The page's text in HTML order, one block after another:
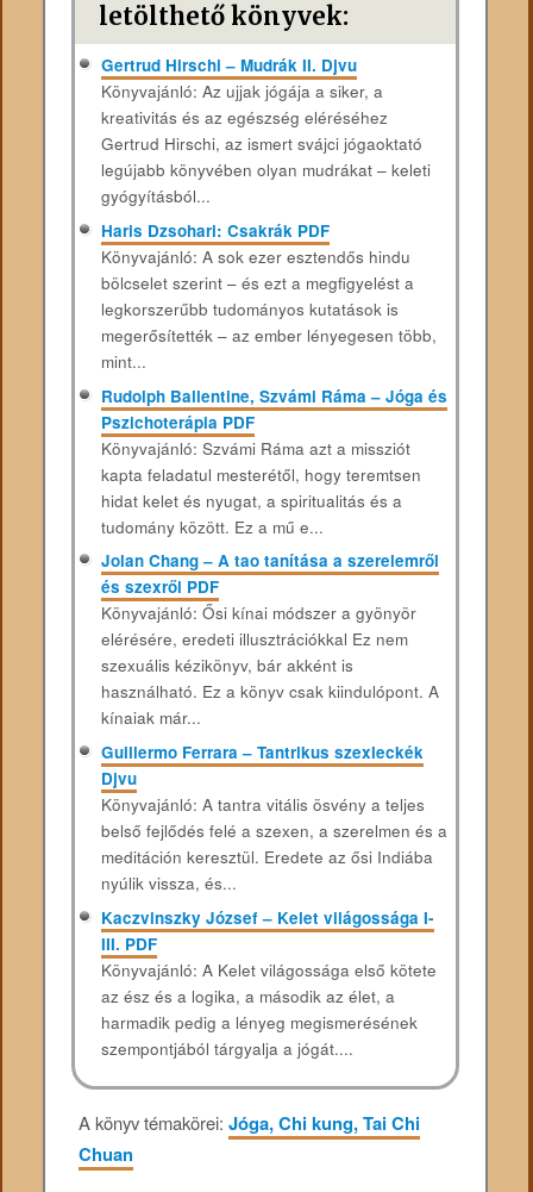
letölthető könyvek:
Gertrud Hirschi – Mudrák II. Djvu
Könyvajánló: Az ujjak jógája a siker, a
kreativitás és az egészség eléréséhez
Gertrud Hirschi, az ismert svájci jógaoktató
legújabb könyvében olyan mudrákat – keleti
gyógyításból...
Haris Dzsohari: Csakrák PDF
Könyvajánló: A sok ezer esztendős hindu
bölcselet szerint – és ezt a megfigyelést a
legkorszerűbb tudományos kutatások is
megerősítették – az ember lényegesen több,
mint...
Rudolph Ballentine, Szvámi Ráma – Jóga és
Pszichoterápia PDF
Könyvajánló: Szvámi Ráma azt a missziót
kapta feladatul mesterétől, hogy teremtsen
hidat kelet és nyugat, a spiritualitás és a
tudomány között. Ez a mű e...
Jolan Chang – A tao tanítása a szerelemről
és szexről PDF
Könyvajánló: Ősi kínai módszer a gyönyör
elérésére, eredeti illusztrációkkal Ez nem
szexuális kézikönyv, bár akként is
használható. Ez a könyv csak kiindulópont. A
kínaiak már...
Guillermo Ferrara – Tantrikus szexleckék
Djvu
Könyvajánló: A tantra vitális ösvény a teljes
belső fejlődés felé a szexen, a szerelmen és a
meditáción keresztül. Eredete az ősi Indiába
nyúlik vissza, és...
Kaczvinszky József – Kelet világossága I-
III. PDF
Könyvajánló: A Kelet világossága első kötete
az ész és a logika, a második az élet, a
harmadik pedig a lényeg megismerésének
szempontjából tárgyalja a jógát....
A könyv témakörei:Jóga, Chi kung, Tai Chi
Chuan